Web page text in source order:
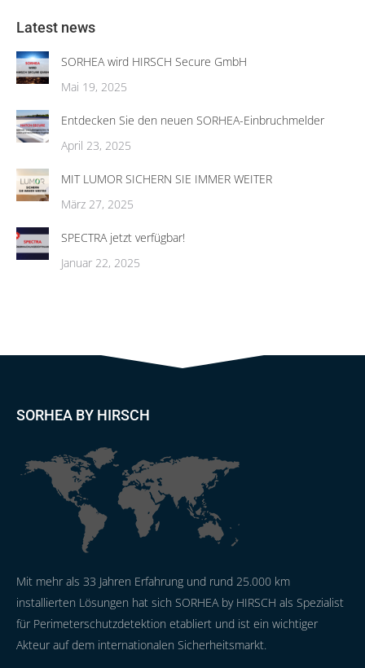
Latest news
SORHEA wird HIRSCH Secure GmbH
Mai 19, 2025
Entdecken Sie den neuen SORHEA-Einbruchmelder
April 23, 2025
MIT LUMOR SICHERN SIE IMMER WEITER
März 27, 2025
SPECTRA jetzt verfügbar!
Januar 22, 2025
SORHEA BY HIRSCH
Mit mehr als 33 Jahren Erfahrung und rund 25.000 km
installierten Lösungen hat sich SORHEA by HIRSCH als Spezialist
für Perimeterschutzdetektion etabliert und ist ein wichtiger
Akteur auf dem internationalen Sicherheitsmarkt.